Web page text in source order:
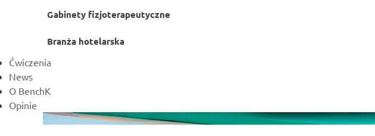
Gabinety fizjoterapeutyczne
Branża hotelarska
Ćwiczenia
News
O BenchK
Opinie